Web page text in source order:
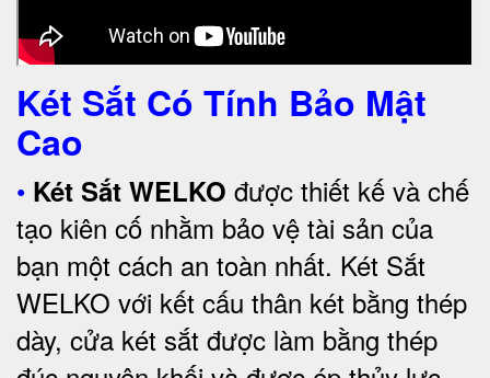
Két Sắt Có Tính Bảo Mật
Cao
• Két Sắt WELKO được thiết kế và chế
tạo kiên cố nhằm bảo vệ tài sản của
bạn một cách an toàn nhất. Két Sắt
WELKO với kết cấu thân két bằng thép
dày, cửa két sắt được làm bằng thép